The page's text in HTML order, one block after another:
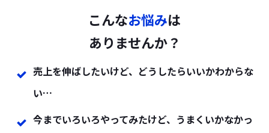
こんなお悩みは
ありませんか？
売上を伸ばしたいけど、どうしたらいいかわからな
い…
今までいろいろやってみたけど、うまくいかなかっ